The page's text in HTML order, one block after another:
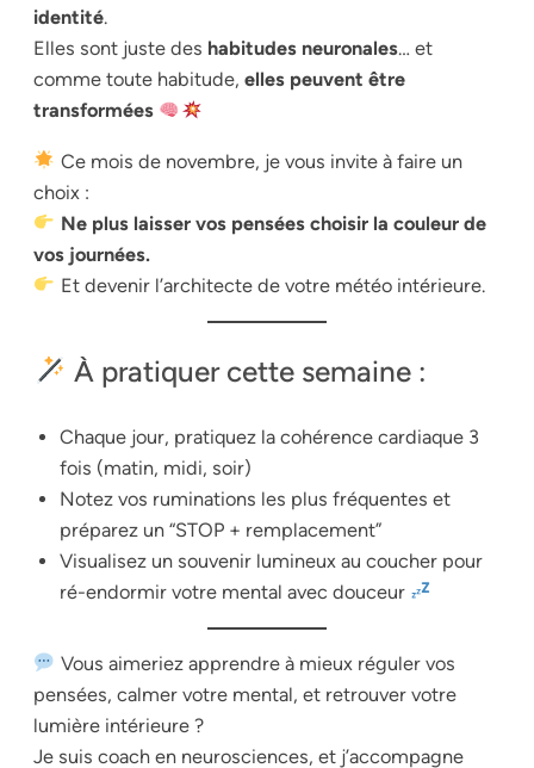
identité.
Elles sont juste des habitudes neuronales… et
comme toute habitude, elles peuvent être
transformées
Ce mois de novembre, je vous invite à faire un
choix :
Ne plus laisser vos pensées choisir la couleur de
vos journées.
Et devenir l’architecte de votre météo intérieure.
À pratiquer cette semaine :
Chaque jour, pratiquez la cohérence cardiaque 3
fois (matin, midi, soir)
Notez vos ruminations les plus fréquentes et
préparez un “STOP + remplacement”
Visualisez un souvenir lumineux au coucher pour
ré-endormir votre mental avec douceur
Vous aimeriez apprendre à mieux réguler vos
pensées, calmer votre mental, et retrouver votre
lumière intérieure ?
Je suis coach en neurosciences, et j’accompagne